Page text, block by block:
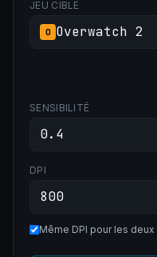
JEU CIBLE
O Overwatch 2
SENSIBILITÉ
DPI
Même DPI pour les deux